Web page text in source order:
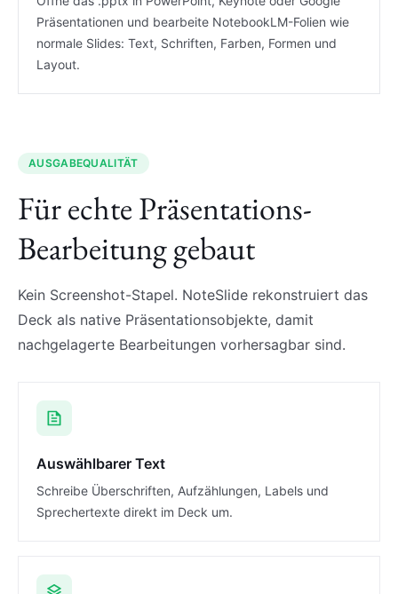
Präsentationen und bearbeite NotebookLM-Folien wie
normale Slides: Text, Schriften, Farben, Formen und
Layout.
AUSGABEQUALITÄT
Für echte Präsentations-
Bearbeitung gebaut
Kein Screenshot-Stapel. NoteSlide rekonstruiert das
Deck als native Präsentationsobjekte, damit
nachgelagerte Bearbeitungen vorhersagbar sind.
Auswählbarer Text
Schreibe Überschriften, Aufzählungen, Labels und
Sprechertexte direkt im Deck um.